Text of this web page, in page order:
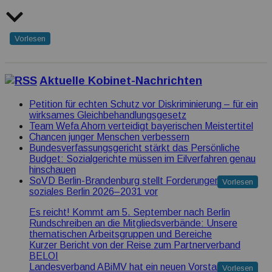
Vorlesen
Aktuelle Kobinet-Nachrichten
Petition für echten Schutz vor Diskriminierung – für ein
wirksames Gleichbehandlungsgesetz
Team Wefa Ahorn verteidigt bayerischen Meistertitel
Chancen junger Menschen verbessern
Bundesverfassungsgericht stärkt das Persönliche
Budget: Sozialgerichte müssen im Eilverfahren genau
hinschauen
SoVD Berlin-Brandenburg stellt Forderungen für ein
soziales Berlin 2026–2031 vor
Vorlesen
Es reicht! Kommt am 5. September nach Berlin
Rundschreiben an die Mitgliedsverbände: Unsere
thematischen Arbeitsgruppen und Bereiche
Kurzer Bericht von der Reise zum Partnerverband
BELOI
Landesverband ABiMV hat ein neuen VorstandVorlesen